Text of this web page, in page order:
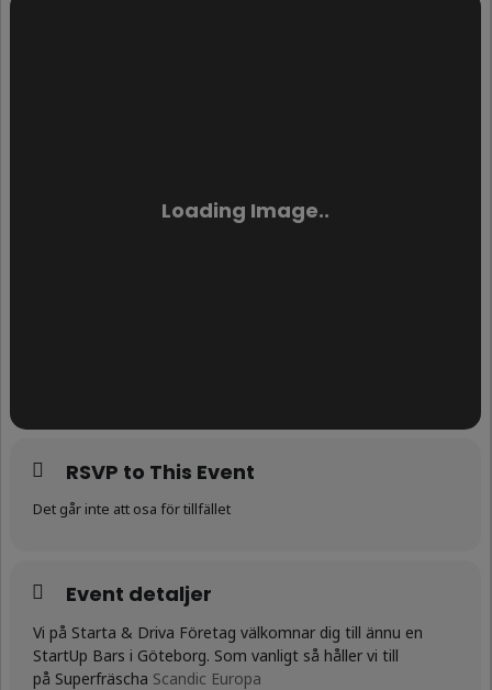
RSVP to This Event
Det går inte att osa för tillfället
Event detaljer
Vi på Starta & Driva Företag välkomnar dig till ännu en
StartUp Bars i Göteborg. Som vanligt så håller vi till
på Superfräscha Scandic Europa